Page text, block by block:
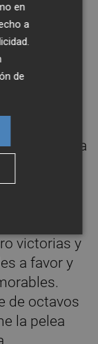
ante el
empates
alejarse
como
) o la
victorias y
a favor y
de octavos
la pelea
en
a
.
de